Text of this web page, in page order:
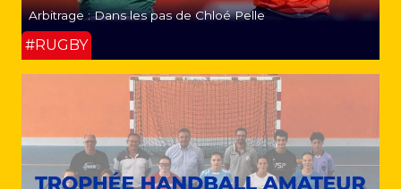
Arbitrage : Dans les pas de Chloé Pelle
#RUGBY